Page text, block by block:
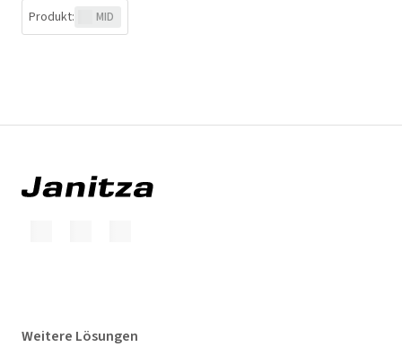
Produkt: MID
Weitere Lösungen